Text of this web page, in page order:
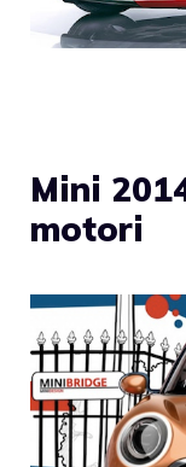
Mini
motori